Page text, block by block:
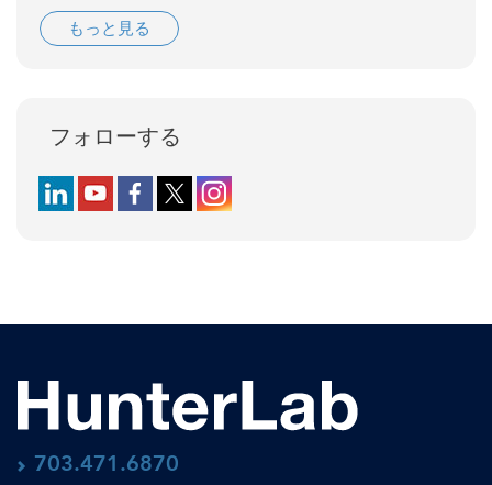
もっと見る
フォローする
Follow us on LinkedIn
Follow us on YouTube
Follow us on Facebook
Follow us on X (formerly Twitter)
Follow us on Instagram
703.471.6870